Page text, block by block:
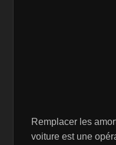
Remplacer les
voiture est une